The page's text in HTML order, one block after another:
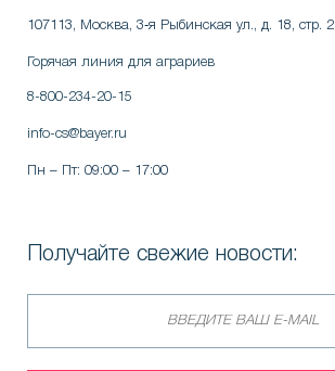
107113, Москва, 3‑я Рыбинская ул., д. 18, стр. 2
Горячая линия для аграриев
8-800-234-20-15
info-cs@bayer.ru
Пн – Пт: 09:00 – 17:00
Получайте свежие новости: